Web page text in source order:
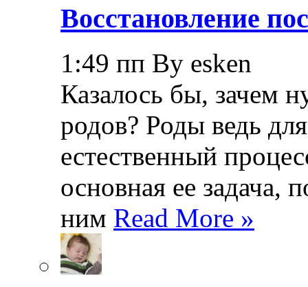
Восстановление
1:49 пп By esken
Казалось бы, зачем
родов? Роды ведь
естественный
основная ее задача,
ним Read More »